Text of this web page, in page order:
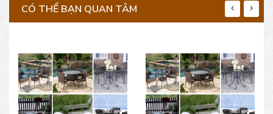
CÓ THỂ BẠN QUAN TÂM